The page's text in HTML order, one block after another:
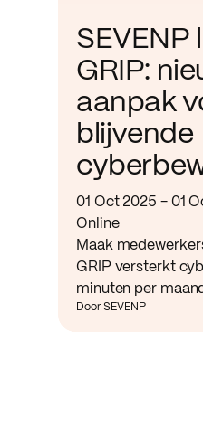
SEVENP
GRIP:
aanpak
blijvende
01 Oct 2025 - 01
Online
Maak
GRIP versterkt
minuten per
Door SEVENP